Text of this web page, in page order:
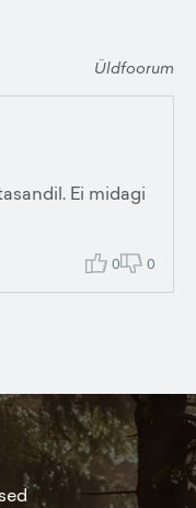
Üldfoorum
Ei midagi
0 0